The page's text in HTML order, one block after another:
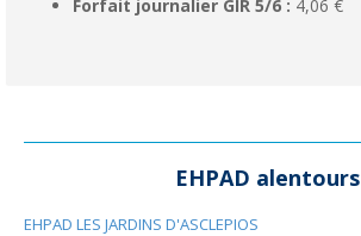
Forfait journalier GIR 5/6 : 4,06 €
EHPAD alentours
EHPAD LES JARDINS D'ASCLEPIOS